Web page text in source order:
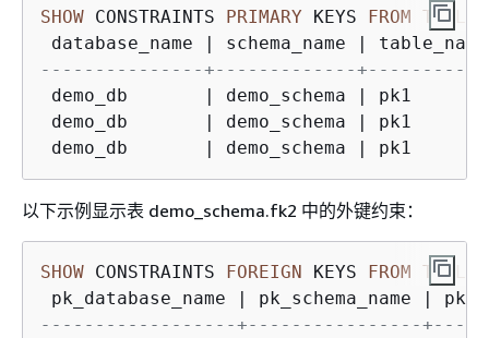
SHOW CONSTRAINTS PRIMARY KEYS FROM TABLE
database_name
| schema_name |
---------------+-------------
demo_db
| demo_schema |
demo_db
| demo_schema |
demo_db
| demo_schema |
以下示例显示表 demo_schema.fk2 中的外键约束：
SHOW CONSTRAINTS FOREIGN KEYS FROM TABLE
pk_database_name
| pk_schema_name |
------------------+----------------